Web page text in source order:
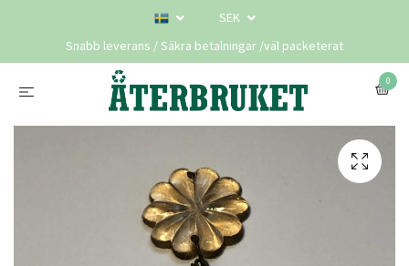
SEK
Snabb leverans / Säkra betalningar /väl packeterat
0